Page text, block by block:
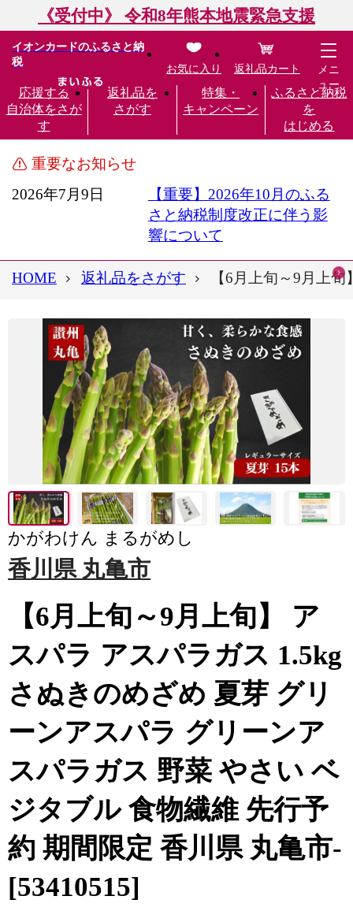
《受付中》 令和8年熊本地震緊急支援
イオンカードのふるさと納
税
応援する
自治体をさが
す
返礼品を
さがす
特集・
キャンペーン
ふるさと納税
を
はじめる
お気に入り 返礼品カート
メニ
ュー
重要なお知らせ
2026年7月9日
【重要】2026年10月のふる
さと納税制度改正に伴う影
響について
HOME 返礼品をさがす 【6月上旬～9月上
かがわけん まるがめし
香川県 丸亀市
【6月上旬～9月上旬】 ア
スパラ アスパラガス 1.5kg
さぬきのめざめ 夏芽 グリ
ーンアスパラ グリーンア
スパラガス 野菜 やさい ベ
ジタブル 食物繊維 先行予
約 期間限定 香川県 丸亀市-
[53410515]